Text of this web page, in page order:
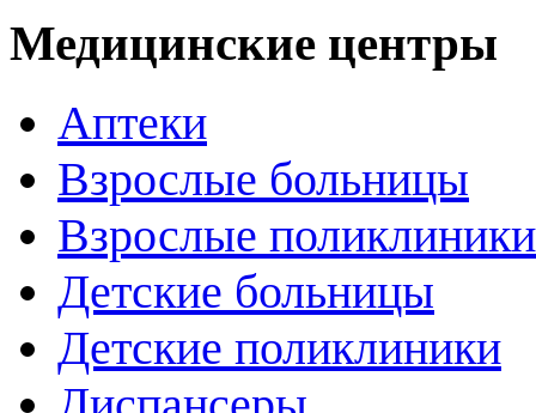
Медицинские центры
Аптеки
Взрослые больницы
Взрослые поликлиники
Детские больницы
Детские поликлиники